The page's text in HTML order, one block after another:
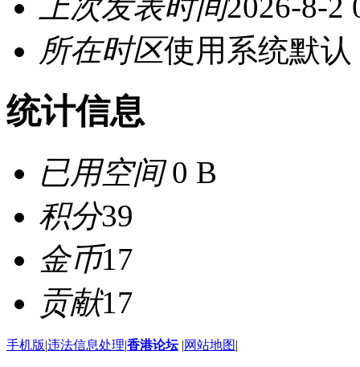
上次发表时间2026-8-2
所在时区使用系统默认
统计信息
已用空间0 B
积分39
金币17
贡献17
手机版|违法信息处理|香港论坛 |网站地图|